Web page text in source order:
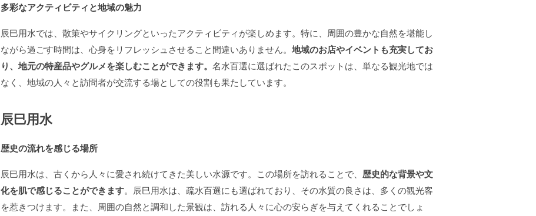
多彩なアクティビティと地域の魅力
辰巳用水では、散策やサイクリングといったアクティビティが楽しめます。特に、周囲の豊かな自然を堪能し
ながら過ごす時間は、心身をリフレッシュさせること間違いありません。 地域のお店やイベントも充実してお
り、地元の特産品やグルメを楽しむことができます。 名水百選に選ばれたこのスポットは、単なる観光地では
なく、地域の人々と訪問者が交流する場としての役割も果たしています。
辰巳用水
歴史の流れを感じる場所
辰巳用水は、古くから人々に愛され続けてきた美しい水源です。この場所を訪れることで、 歴史的な背景や文
化を肌で感じることができます。辰巳用水は、疏水百選にも選ばれており、その水質の良さは、多くの観光客
を惹きつけます。また、周囲の自然と調和した景観は、訪れる人々に心の安らぎを与えてくれることでしょ